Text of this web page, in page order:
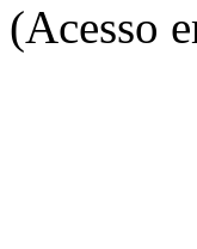
(Acesso